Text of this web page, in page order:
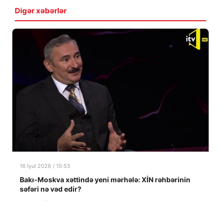
Digər xəbərlər
16 İyul 2026 / 15:55
Bakı-Moskva xəttində yeni mərhələ: XİN rəhbərinin
səfəri nə vəd edir?